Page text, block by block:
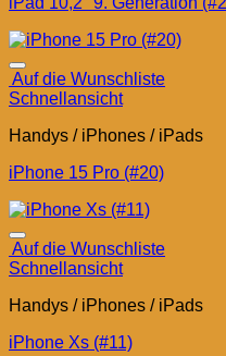
Auf die Wunschliste
Schnellansicht
Handys / iPhones / iPads
iPhone 15 Pro (#20)
Auf die Wunschliste
Schnellansicht
Handys / iPhones / iPads
iPhone Xs (#11)